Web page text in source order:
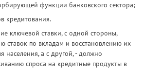
функции банковского сектора;
кредитования.
ключевой ставки, с одной стороны,
ставок по вкладам и восстановлению их
населения, а с другой, - должно
спроса на кредитные продукты в